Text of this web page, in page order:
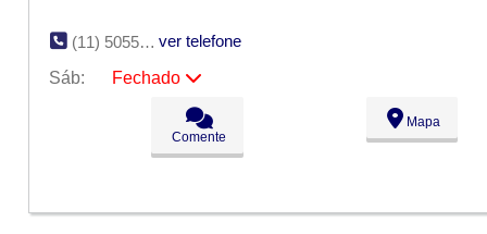
(11) 5055-8538
ver telefone
Sáb:
Fechado
09:00 - 18:00
09:00 - 18:00
09:00 - 18:00
Comente
Mapa